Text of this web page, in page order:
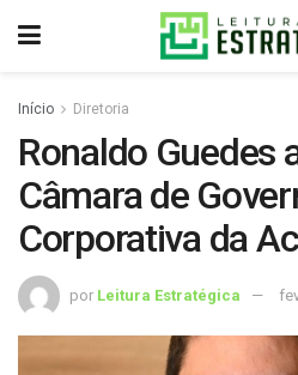
Início Diretoria
Ronaldo Guedes
Câmara de
Corporativa da
por Leitura Estratégica